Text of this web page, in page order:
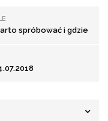
spróbować i gdzie